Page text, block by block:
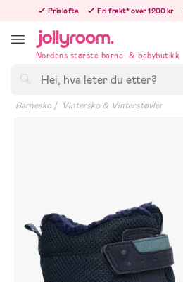
innehållet
Prisløfte Fri frakt* over 1200 kr
Nordens største barne- & babybutikk
Barnesko Vintersko & Vinterstøvler